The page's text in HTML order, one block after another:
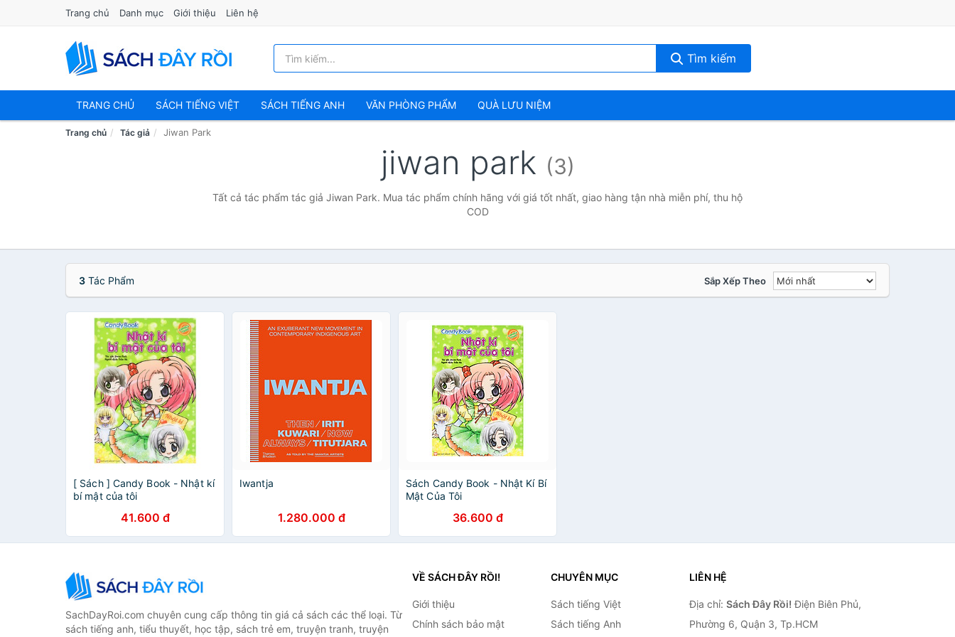
Trang chủ Danh mục Giới thiệu Liên hệ
Tìm kiếm
TRANG CHỦ SÁCH TIẾNG VIỆT SÁCH TIẾNG ANH VĂN PHÒNG PHẨM QUÀ LƯU NIỆM
Trang chủ Tác giả Jiwan Park
jiwan park (3)
Tất cả tác phẩm tác giả Jiwan Park. Mua tác phẩm chính hãng với giá tốt nhất, giao hàng tận nhà miễn phí, thu hộ
COD
3 Tác Phẩm Sắp Xếp Theo
[ Sách ] Candy Book - Nhật kí
bí mật của tôi
41.600 đ
Iwantja
1.280.000 đ
Sách Candy Book - Nhật Kí Bí
Mật Của Tôi
36.600 đ
SachDayRoi.com chuyên cung cấp thông tin giá cả sách các thể loại. Từ
sách tiếng anh, tiểu thuyết, học tập, sách trẻ em, truyện tranh, truyện
VỀ SÁCH ĐÂY RỒI!
Giới thiệu
Chính sách bảo mật
CHUYÊN MỤC
Sách tiếng Việt
Sách tiếng Anh
LIÊN HỆ
Địa chỉ: Sách Đây Rồi! Điện Biên Phủ,
Phường 6, Quận 3, Tp.HCM